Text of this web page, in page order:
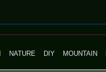
NATURE DIY MOUNTAIN